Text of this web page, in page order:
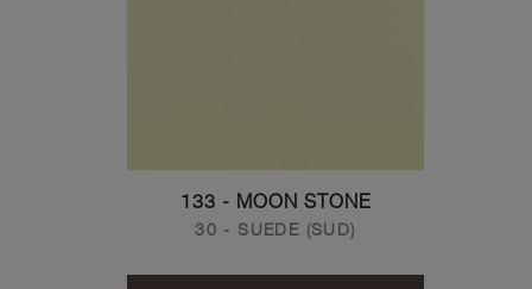
133 - MOON STONE
30 - SUEDE (SUD)